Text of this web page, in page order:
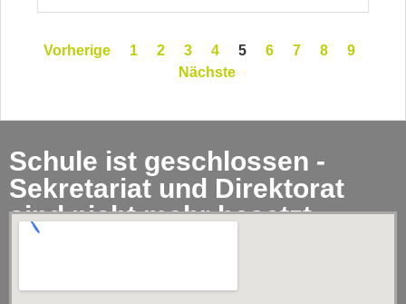
Vorherige 1 2 3 4 5 6 7 8
9
Nächste
Schule ist geschlossen -
Sekretariat und Direktorat
sind nicht mehr besetzt.